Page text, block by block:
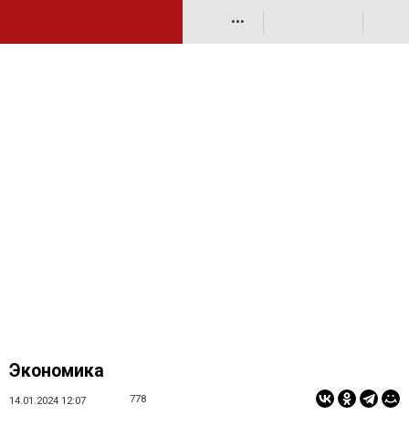
•••
Экономика
14.01.2024 12:07 778